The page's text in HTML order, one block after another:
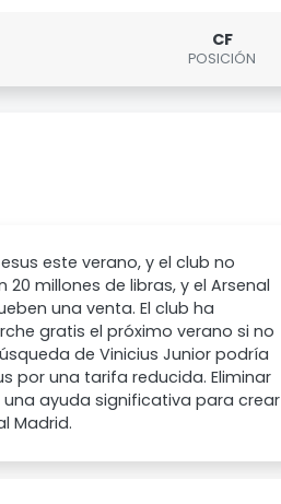
CF
POSICIÓN
este verano, y el club no
millones de libras, y el Arsenal
una venta. El club ha
gratis el próximo verano si no
de Vinicius Junior podría
por una tarifa reducida. Eliminar
ayuda significativa para crear
Madrid.